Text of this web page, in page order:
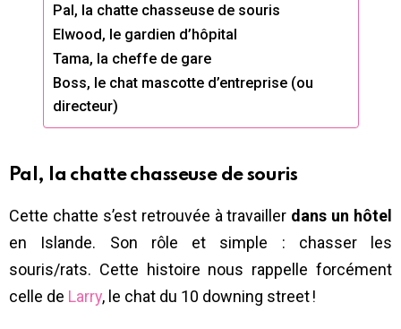
Pal, la chatte chasseuse de souris
Elwood, le gardien d’hôpital
Tama, la cheffe de gare
Boss, le chat mascotte d’entreprise (ou
directeur)
Pal, la chatte chasseuse de souris
Cette chatte s’est retrouvée à travailler dans un hôtel
en Islande. Son rôle et simple : chasser les
souris/rats. Cette histoire nous rappelle forcément
celle de Larry, le chat du 10 downing street !